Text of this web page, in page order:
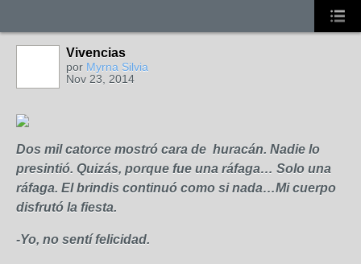
Vivencias
por Myrna Silvia
Nov 23, 2014
Dos mil catorce mostró cara de huracán. Nadie lo
presintió. Quizás, porque fue una ráfaga… Solo una
ráfaga. El brindis continuó como si nada…Mi cuerpo
disfrutó la fiesta.
-Yo, no sentí felicidad.